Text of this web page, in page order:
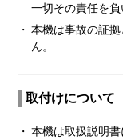
一切その責任を負
・ 本機は事故の証
ん。
取付けについて
・ 本機は取扱説明